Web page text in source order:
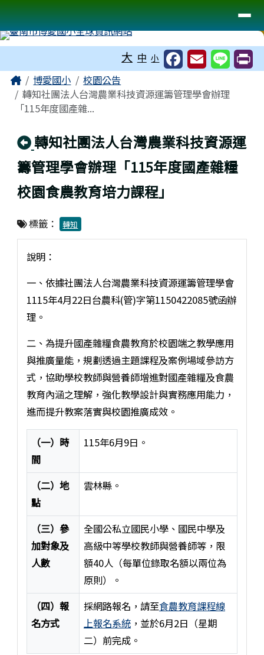
跳至主內容區
臺南市博愛國小全球資訊網站
導覽列
大 中 小
主內容區域
Home博愛國小
校園公告
轉知社團法人台灣農業科技資源運籌管理學會辦理
「115年度國產雜...
回上頁
轉知社團法人台灣農業科技資源運
籌管理學會辦理「115年度國產雜糧
校園食農教育培力課程」
標籤： 轉知
說明：
一、依據社團法人台灣農業科技資源運籌管理學會
1115年4月22日台農科(管)字第1150422085號函辦
理。
二、為提升國產雜糧食農教育於校園端之教學應用
與推廣量能，規劃透過主題課程及案例場域參訪方
式，協助學校教師與營養師增進對國產雜糧及食農
教育內涵之理解，強化教學設計與實務應用能力，
進而提升教案落實與校園推廣成效。
（一）時
間
115年6月9日。
（二）地
點
雲林縣。
（三）參
加對象及
人數
全國公私立國民小學、國民中學及
高級中等學校教師與營養師等，限
額40人（每單位錄取名額以兩位為
原則）。
（四）報
名方式
採網路報名，請至食農教育課程線
上報名系統，並於6月2日（星期
二）前完成。
頁尾區域